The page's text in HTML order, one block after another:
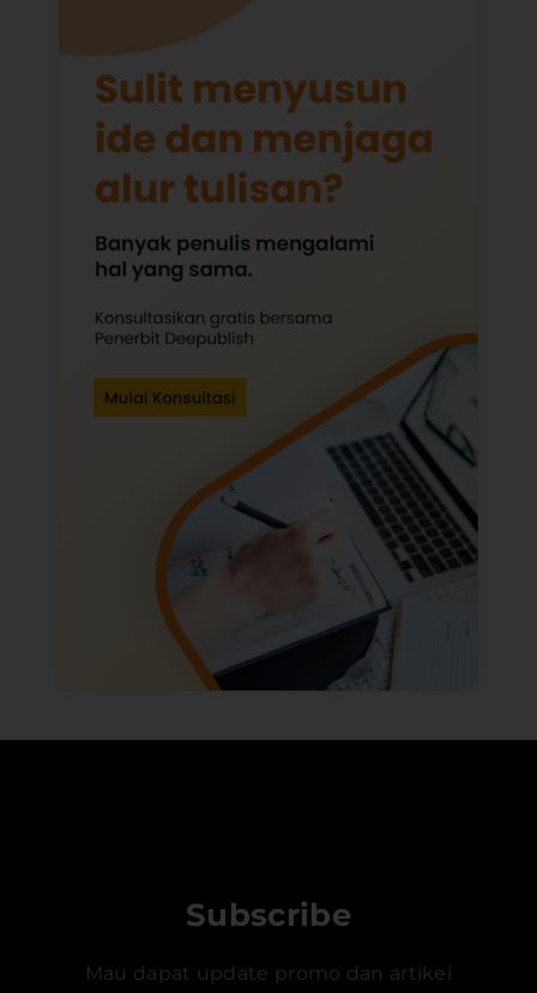
Subscribe
Mau dapat update promo dan artikel